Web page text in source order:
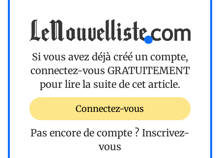
Si vous avez déjà créé un compte,
connectez-vous GRATUITEMENT
pour lire la suite de cet article.
Connectez-vous
Pas encore de compte ? Inscrivez-
vous